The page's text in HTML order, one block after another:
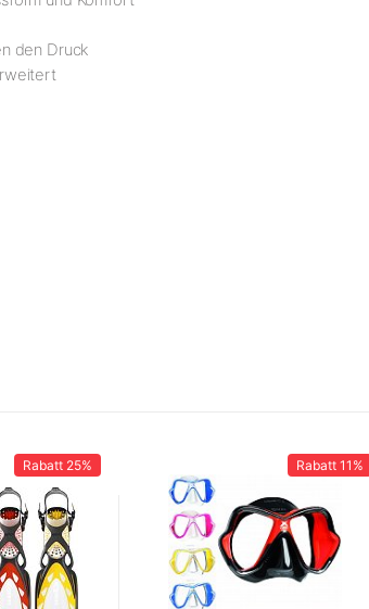
den Druck
Rabatt 25% Rabatt 11%